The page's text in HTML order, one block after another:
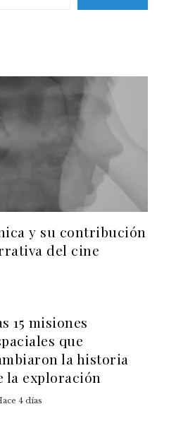
y su contribución
del cine
15 misiones
que
la historia
la exploración
4 días